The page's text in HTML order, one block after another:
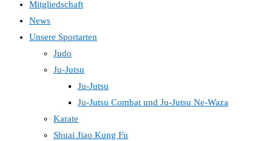
Mitgliedschaft
News
Unsere Sportarten
Judo
Ju-Jutsu
Ju-Jutsu
Ju-Jutsu Combat und Ju-Jutsu Ne-Waza
Karate
Shuai Jiao Kung Fu